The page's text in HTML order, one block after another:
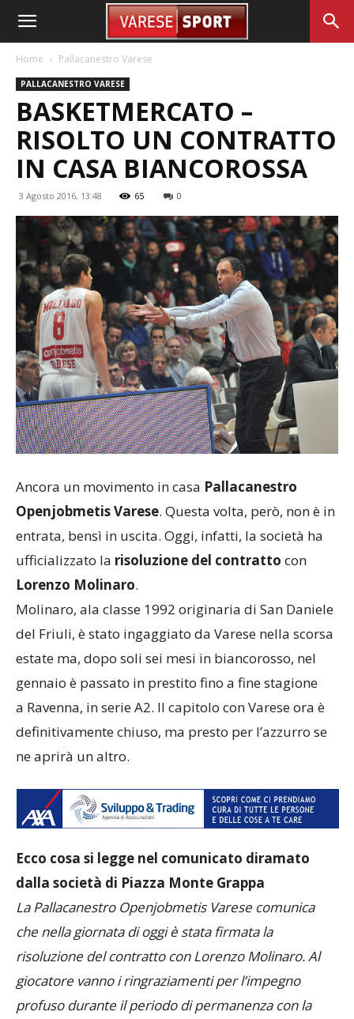
Home Pallacanestro Varese
PALLACANESTRO VARESE
BASKETMERCATO –
RISOLTO UN CONTRATTO
IN CASA BIANCOROSSA
3 Agosto 2016, 13:48 65 0
Ancora un movimento in casa Pallacanestro
Openjobmetis Varese. Questa volta, però, non è in
entrata, bensì in uscita. Oggi, infatti, la società ha
ufficializzato la risoluzione del contratto con
Lorenzo Molinaro.
Molinaro, ala classe 1992 originaria di San Daniele
del Friuli, è stato ingaggiato da Varese nella scorsa
estate ma, dopo soli sei mesi in biancorosso, nel
gennaio è passato in prestito fino a fine stagione
a Ravenna, in serie A2. Il capitolo con Varese ora è
definitivamente chiuso, ma presto per l’azzurro se
ne aprirà un altro.
Ecco cosa si legge nel comunicato diramato
dalla società di Piazza Monte Grappa
La Pallacanestro Openjobmetis Varese comunica
che nella giornata di oggi è stata firmata la
risoluzione del contratto con Lorenzo Molinaro. Al
giocatore vanno i ringraziamenti per l’impegno
profuso durante il periodo di permanenza con la